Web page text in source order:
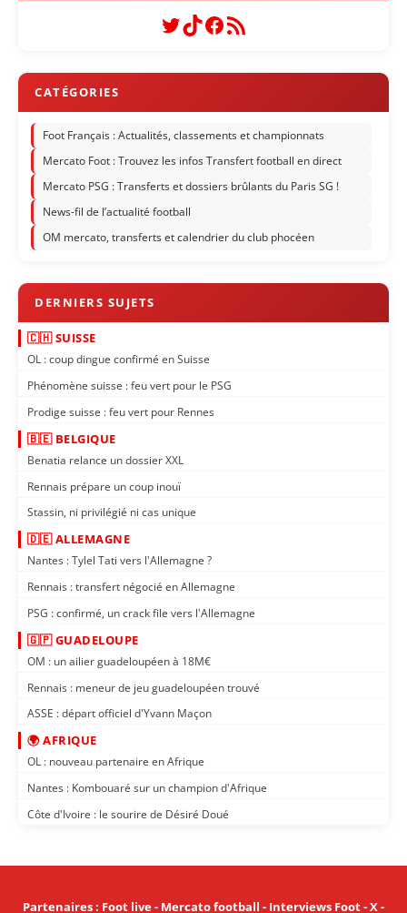
Twitter
TikTok
Facebook
Flux RSS
Foot Français : Actualités, classements et championnats
Mercato Foot : Trouvez les infos Transfert football en direct
Mercato PSG : Transferts et dossiers brûlants du Paris SG !
News-fil de l’actualité football
OM mercato, transferts et calendrier du club phocéen
🇨🇭 SUISSE
OL : coup dingue confirmé en Suisse
Phénomène suisse : feu vert pour le PSG
Prodige suisse : feu vert pour Rennes
🇧🇪 BELGIQUE
Benatia relance un dossier XXL
Rennais prépare un coup inouï
Stassin, ni privilégié ni cas unique
🇩🇪 ALLEMAGNE
Nantes : Tylel Tati vers l'Allemagne ?
Rennais : transfert négocié en Allemagne
PSG : confirmé, un crack file vers l'Allemagne
🇬🇵 GUADELOUPE
OM : un ailier guadeloupéen à 18M€
Rennais : meneur de jeu guadeloupéen trouvé
ASSE : départ officiel d'Yvann Maçon
🌍 AFRIQUE
OL : nouveau partenaire en Afrique
Nantes : Kombouaré sur un champion d'Afrique
Côte d'Ivoire : le sourire de Désiré Doué
Partenaires: Foot live- Mercato football - Interviews Foot-X-